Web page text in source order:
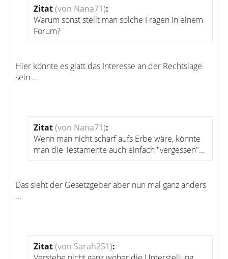
Zitat(von Nana71):
Warum sonst stellt man solche Fragen in einem
Forum?
Hier könnte es glatt das Interesse an der Rechtslage
sein ...
Zitat(von Nana71):
Wenn man nicht scharf aufs Erbe wäre, könnte
man die Testamente auch einfach "vergessen"...
Das sieht der Gesetzgeber aber nun mal ganz anders
...
Zitat(von Sarah251):